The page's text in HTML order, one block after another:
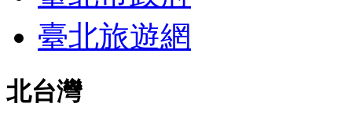
臺北旅遊網
北台灣